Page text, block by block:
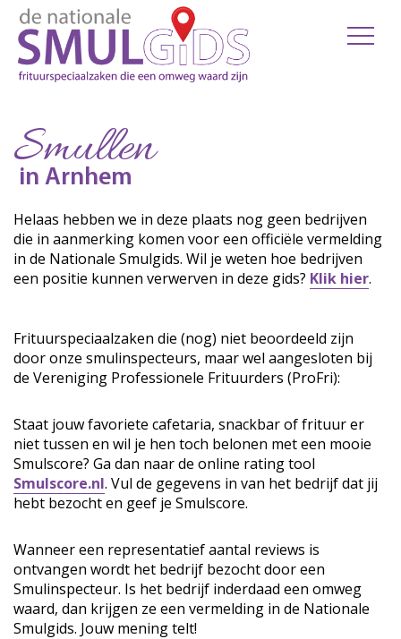
Smullen
in Arnhem
Helaas hebben we in deze plaats nog geen bedrijven
die in aanmerking komen voor een officiële vermelding
in de Nationale Smulgids. Wil je weten hoe bedrijven
een positie kunnen verwerven in deze gids? Klik hier.
Frituurspeciaalzaken die (nog) niet beoordeeld zijn
door onze smulinspecteurs, maar wel aangesloten bij
de Vereniging Professionele Frituurders (ProFri):
Staat jouw favoriete cafetaria, snackbar of frituur er
niet tussen en wil je hen toch belonen met een mooie
Smulscore? Ga dan naar de online rating tool
Smulscore.nl. Vul de gegevens in van het bedrijf dat jij
hebt bezocht en geef je Smulscore.
Wanneer een representatief aantal reviews is
ontvangen wordt het bedrijf bezocht door een
Smulinspecteur. Is het bedrijf inderdaad een omweg
waard, dan krijgen ze een vermelding in de Nationale
Smulgids. Jouw mening telt!